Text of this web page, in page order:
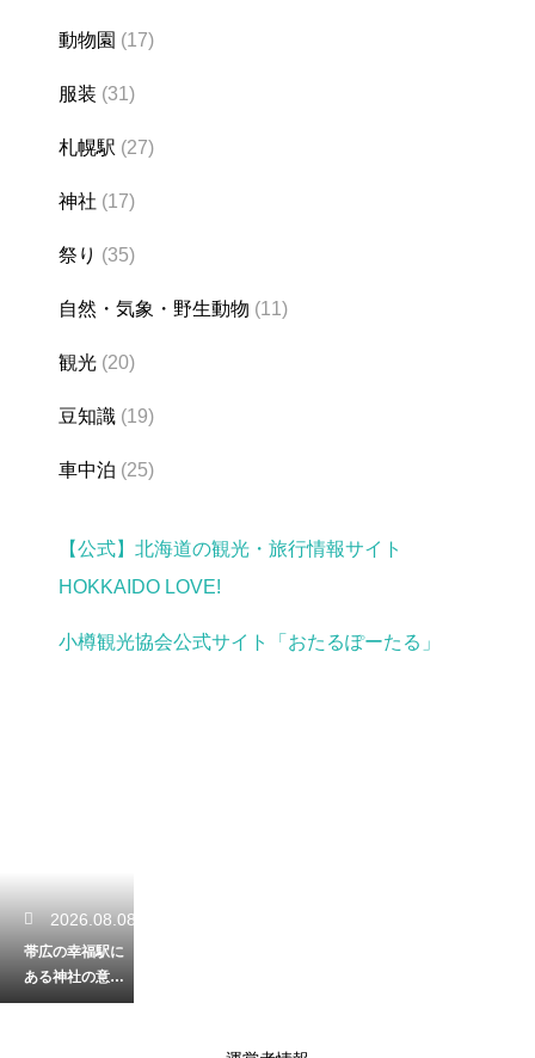
動物園 (17)
服装 (31)
札幌駅 (27)
神社 (17)
祭り (35)
自然・気象・野生動物 (11)
観光 (20)
豆知識 (19)
車中泊 (25)
【公式】北海道の観光・旅行情報サイト
HOKKAIDO LOVE!
小樽観光協会公式サイト「おたるぽーたる」
2026.08.08
帯広の幸福駅に
ある神社の意味
とは？恋人たち